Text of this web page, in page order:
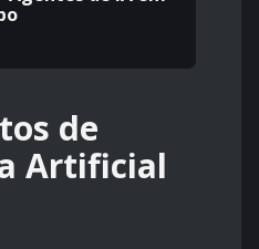
de
Artificial